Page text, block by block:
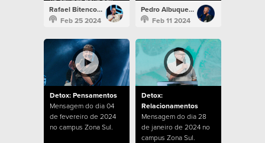
Rafael Bitencourt
Feb 25 2024
Pedro Albuquerque
Feb 11 2024
Detox: Pensamentos
Mensagem do dia 04
de fevereiro de 2024
no campus Zona Sul.
Detox:
Relacionamentos
Mensagem do dia 28
de janeiro de 2024 no
campus Zona Sul.